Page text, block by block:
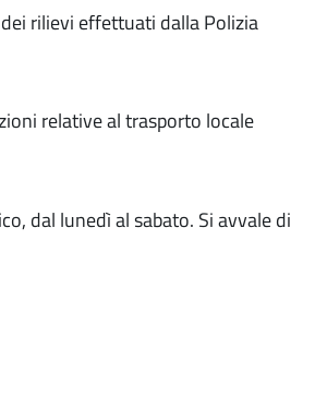
rilievi effettuati dalla Polizia
relative al trasporto locale
dal lunedì al sabato. Si avvale di